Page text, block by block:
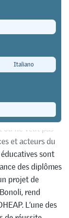
et
sociale sont en
formation
ou ne veut pas
et acteurs du
sont
des diplômes
projet de
rend
L’une des
Italiano